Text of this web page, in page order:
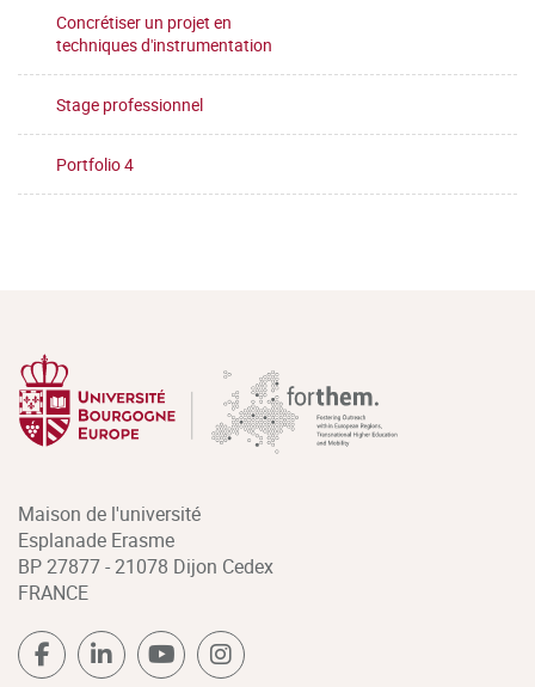
Concrétiser un projet en
techniques d'instrumentation
Stage professionnel
Portfolio 4
Maison de l'université
Esplanade Erasme
BP 27877 - 21078 Dijon Cedex
FRANCE